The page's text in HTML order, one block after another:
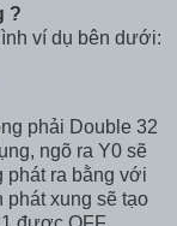
?
ví dụ bên dưới:
phải Double 32
ngõ ra Y0 sẽ
phát ra bằng với
phát xung sẽ tạo